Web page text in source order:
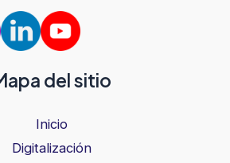
del sitio
Inicio
Digitalización